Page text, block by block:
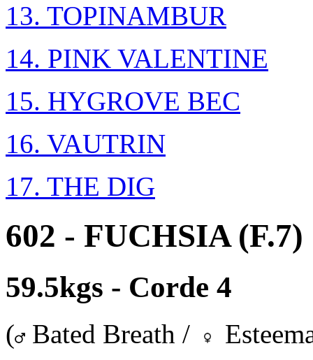
13. TOPINAMBUR
14. PINK VALENTINE
15. HYGROVE BEC
16. VAUTRIN
17. THE DIG
602 - FUCHSIA (F.7)
59.5kgs - Corde 4
( Bated Breath /